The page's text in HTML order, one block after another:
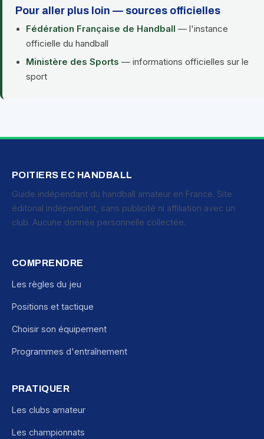
Pour aller plus loin — sources officielles
Fédération Française de Handball — l'instance
officielle du handball
Ministère des Sports — informations officielles sur le
sport
POITIERS EC HANDBALL
Guide indépendant du handball amateur en France. Site
éditorial indépendant, sans publicité ni affiliation avec un
club. Aucune donnée personnelle collectée.
COMPRENDRE
Les règles du jeu
Positions et tactique
Choisir son équipement
Programmes d'entraînement
PRATIQUER
Les clubs amateur
Les championnats